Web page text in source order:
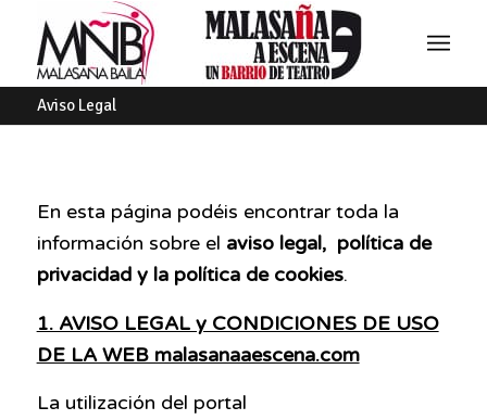
Aviso Legal
En esta página podéis encontrar toda la
información sobre el aviso legal, política de
privacidad y la políticade cookies.
1. AVISO LEGAL y CONDICIONES DE USO
DE LA WEB malasanaaescena.com
La utilización del portal